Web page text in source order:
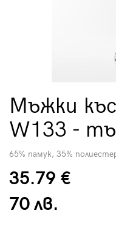
Мъжки
W133 -
65% памук, 35%
35.79 €
70 лв.